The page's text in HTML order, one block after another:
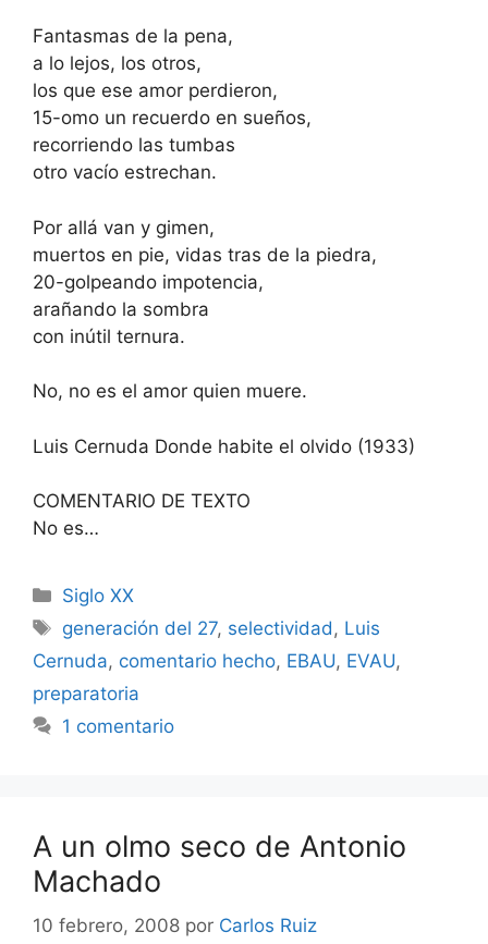
Fantasmas de la pena,
a lo lejos, los otros,
los que ese amor perdieron,
15-omo un recuerdo en sueños,
recorriendo las tumbas
otro vacío estrechan.
Por allá van y gimen,
muertos en pie, vidas tras de la piedra,
20-golpeando impotencia,
arañando la sombra
con inútil ternura.
No, no es el amor quien muere.
Luis Cernuda Donde habite el olvido (1933)
COMENTARIO DE TEXTO
No es…
Categorías
Siglo XX
Etiquetas
generación del 27, selectividad, Luis
Cernuda, comentario hecho, EBAU, EVAU,
preparatoria
1 comentario
A un olmo seco de Antonio
Machado
10 febrero, 2008 por Carlos Ruiz